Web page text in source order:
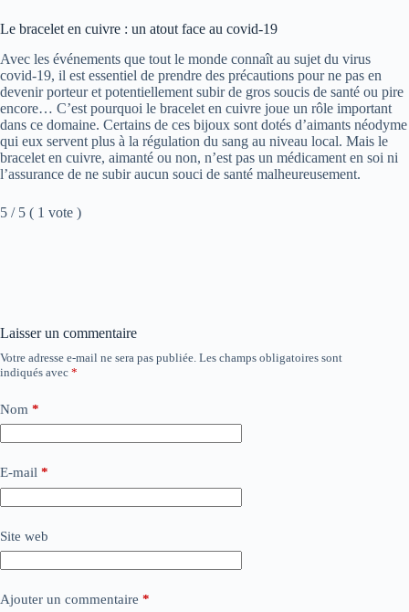
Le bracelet en cuivre : un atout face au covid-19
Avec les événements que tout le monde connaît au sujet du virus
covid-19, il est essentiel de prendre des précautions pour ne pas en
devenir porteur et potentiellement subir de gros soucis de santé ou pire
encore… C’est pourquoi le bracelet en cuivre joue un rôle important
dans ce domaine. Certains de ces bijoux sont dotés d’aimants néodyme
qui eux servent plus à la régulation du sang au niveau local. Mais le
bracelet en cuivre, aimanté ou non, n’est pas un médicament en soi ni
l’assurance de ne subir aucun souci de santé malheureusement.
5 / 5 ( 1 vote )
Laisser un commentaire
Votre adresse e-mail ne sera pas publiée. Les champs obligatoires sont
indiqués avec *
Nom *
E-mail *
Site web
Ajouter un commentaire *